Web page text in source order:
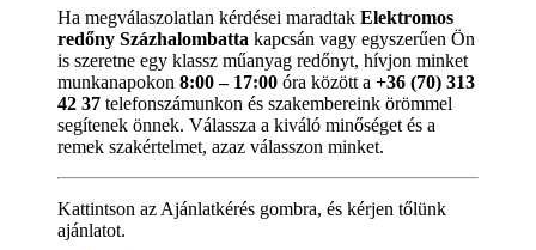
Ha megválaszolatlan kérdései maradtak Elektromos
redőny Százhalombatta kapcsán vagy egyszerűen Ön
is szeretne egy klassz műanyag redőnyt, hívjon minket
munkanapokon 8:00 – 17:00 óra között a +36 (70) 313
42 37 telefonszámunkon és szakembereink örömmel
segítenek önnek. Válassza a kiváló minőséget és a
remek szakértelmet, azaz válasszon minket.
Kattintson az Ajánlatkérés gombra, és kérjen tőlünk
ajánlatot.